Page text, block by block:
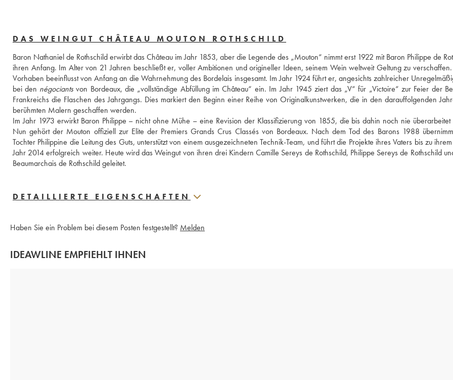
DAS WEINGUT CHÂTEAU MOUTON ROTHSCHILD
Baron Nathaniel de Rothschild erwirbt das Château im Jahr 1853, aber die Legende des „Mouton“ nimmt erst 1922 mit Baron Philippe de
ihren Anfang. Im Alter von 21 Jahren beschließt er, voller Ambitionen und origineller Ideen, seinem Wein weltweit Geltung zu verschaffen.
Vorhaben beeinflusst von Anfang an die Wahrnehmung des Bordelais insgesamt. Im Jahr 1924 führt er, angesichts zahlreicher
bei den négociants von Bordeaux, die „vollständige Abfüllung im Château“ ein. Im Jahr 1945 ziert das „V“ für „Victoire“ zur Feier der
Frankreichs die Flaschen des Jahrgangs. Dies markiert den Beginn einer Reihe von Originalkunstwerken, die in den darauffolgenden
berühmten Malern geschaffen werden.
Im Jahr 1973 erwirkt Baron Philippe – nicht ohne Mühe – eine Revision der Klassifizierung von 1855, die bis dahin noch nie
Nun gehört der Mouton offiziell zur Elite der Premiers Grands Crus Classés von Bordeaux. Nach dem Tod des Barons 1988
Tochter Philippine die Leitung des Guts, unterstützt von einem ausgezeichneten Technik-Team, und führt die Projekte ihres Vaters bis zu
Jahr 2014 erfolgreich weiter. Heute wird das Weingut von ihren drei Kindern Camille Sereys de Rothschild, Philippe Sereys de Rothschild
Beaumarchais de Rothschild geleitet.
DETAILLIERTE EIGENSCHAFTEN
Haben Sie ein Problem bei diesem Posten festgestellt? Melden
IDEAWLINE EMPFIEHLT IHNEN